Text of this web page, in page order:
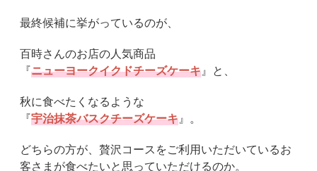
最終候補に挙がっているのが、
百時さんのお店の人気商品
『ニューヨークイクドチーズケーキ』と、
秋に食べたくなるような
『宇治抹茶バスクチーズケーキ』。
どちらの方が、贅沢コースをご利用いただいているお
客さまが食べたいと思っていただけるのか。